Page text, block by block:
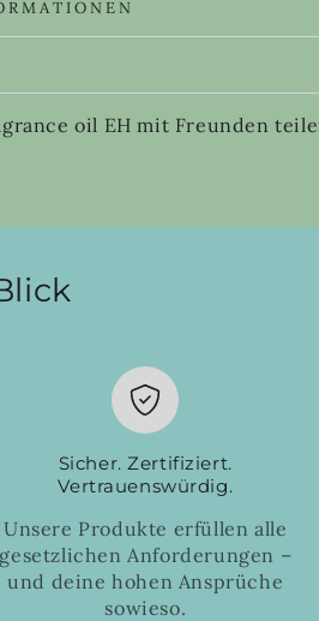
oil EH mit Freunden
Sicher. Zertifiziert.
Vertrauenswürdig.
Unsere Produkte erfüllen alle
gesetzlichen Anforderungen –
und deine hohen Ansprüche
sowieso.